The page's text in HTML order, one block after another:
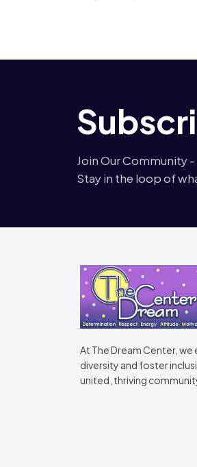
Join Our Community
Stay in the loop of
At The Dream Center,
diversity and foster
united, thriving